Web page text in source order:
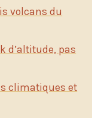
volcans du
d’altitude, pas
climatiques et